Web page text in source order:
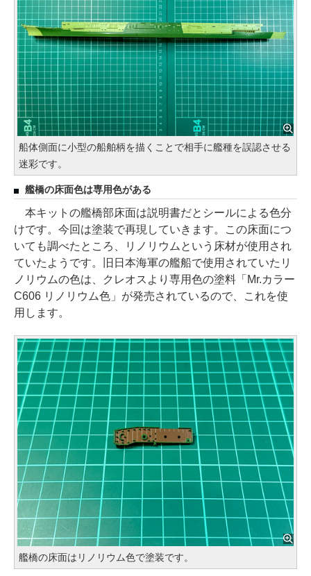
船体側面に小型の船舶柄を描くことで相手に艦種を誤認させる
迷彩です。
艦橋の床面色は専用色がある
本キットの艦橋部床面は説明書だとシールによる色分
けです。今回は塗装で再現していきます。この床面につ
いても調べたところ、リノリウムという床材が使用され
ていたようです。旧日本海軍の艦船で使用されていたリ
ノリウムの色は、クレオスより専用色の塗料「Mr.カラー
C606 リノリウム色」が発売されているので、これを使
用します。
艦橋の床面はリノリウム色で塗装です。